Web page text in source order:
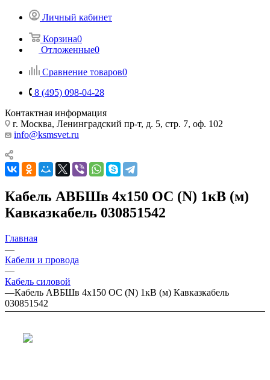
Личный кабинет
Корзина0
Отложенные0
Сравнение товаров0
8 (495) 098-04-28
Контактная информация
г. Москва, Ленинградский пр-т, д. 5, стр. 7, оф. 102
info@ksmsvet.ru
Кабель АВБШв 4х150 ОС (N) 1кВ (м)
Кавказкабель 030851542
Главная
—
Кабели и провода
—
Кабель силовой
—Кабель АВБШв 4х150 ОС (N) 1кВ (м) Кавказкабель
030851542